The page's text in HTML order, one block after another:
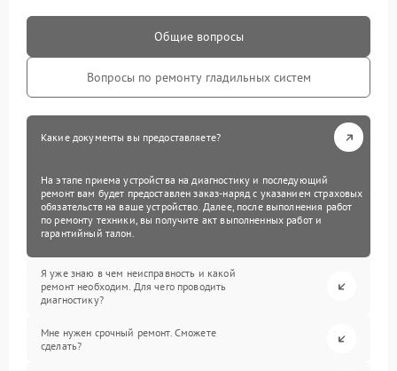
Общие вопросы
Вопросы по ремонту гладильных систем
Какие документы вы предоставляете?
На этапе приема устройства на диагностику и последующий
ремонт вам будет предоставлен заказ-наряд с указанием страховых
обязательств на ваше устройство. Далее, после выполнения работ
по ремонту техники, вы получите акт выполненных работ и
гарантийный талон.
Я уже знаю в чем неисправность и какой
ремонт необходим. Для чего проводить
диагностику?
Мне нужен срочный ремонт. Сможете
сделать?